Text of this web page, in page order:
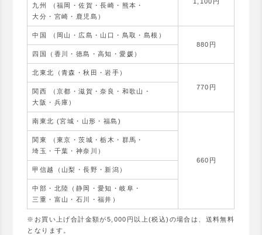
九州 （福岡・佐賀・長崎・熊本・
大分・宮崎・鹿児島）
中国 （岡山・広島・山口・鳥取・島根）
880円
四国（香川・徳島・高知・愛媛）
北東北（青森・秋田・岩手）
770円
関西 （京都・滋賀・奈良・和歌山・
大阪・兵庫）
南東北 (宮城・山形・福島)
660円
関東 （東京・茨城・栃木・群馬・
埼玉・千葉・神奈川）
甲信越（山梨・長野・新潟）
中部・北陸（静岡・愛知・岐阜・
三重・富山・石川・福井）
※お買い上げ合計金額が5,000円以上(税込)の場合は、送料無料
となります。